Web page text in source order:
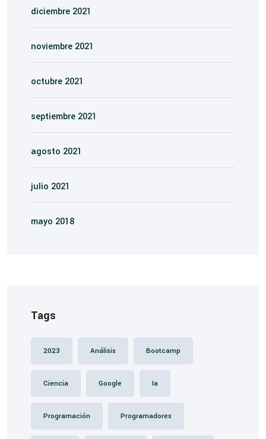
diciembre 2021
noviembre 2021
octubre 2021
septiembre 2021
agosto 2021
julio 2021
mayo 2018
Tags
2023 Análisis Bootcamp
Ciencia Google Ia
Programación Programadores